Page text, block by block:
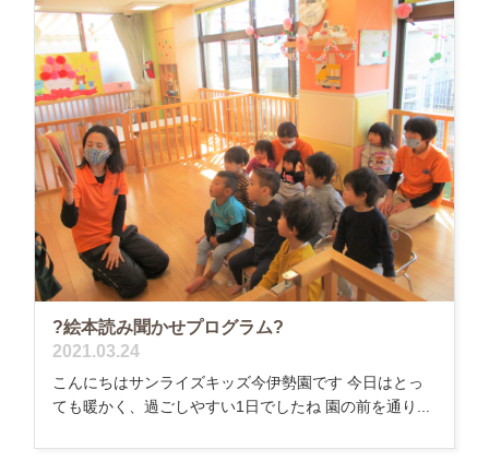
?絵本読み聞かせプログラム?
2021.03.24
こんにちはサンライズキッズ今伊勢園です 今日はとっ
ても暖かく、過ごしやすい1日でしたね 園の前を通り...